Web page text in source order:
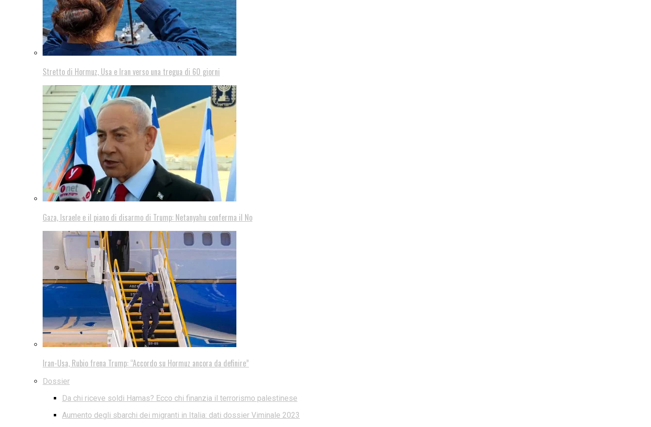
Stretto di Hormuz, Usa e Iran verso una tregua di 60 giorni
Gaza, Israele e il piano di disarmo di Trump: Netanyahu conferma il No
Iran-Usa, Rubio frena Trump: “Accordo su Hormuz ancora da definire”
Dossier
Da chi riceve soldi Hamas? Ecco chi finanzia il terrorismo palestinese
Aumento degli sbarchi dei migranti in Italia: dati dossier Viminale 2023